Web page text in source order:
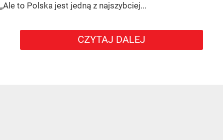
„Ale to Polska jest jedną z najszybciej...
CZYTAJ DALEJ